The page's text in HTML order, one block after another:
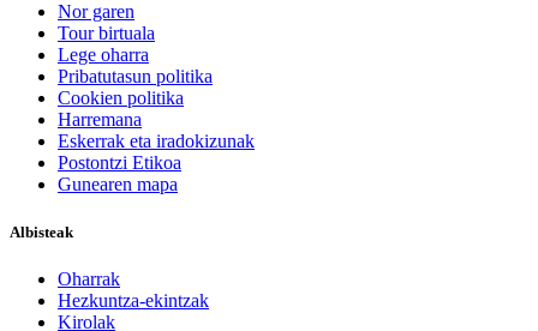
Nor garen
Tour birtuala
Lege oharra
Pribatutasun politika
Cookien politika
Harremana
Eskerrak eta iradokizunak
Postontzi Etikoa
Gunearen mapa
Albisteak
Oharrak
Hezkuntza-ekintzak
Kirolak